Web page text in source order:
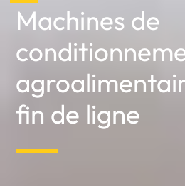
Machines de
fin de ligne